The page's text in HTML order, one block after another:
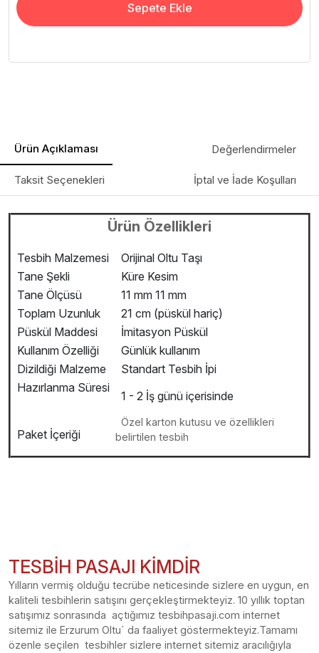
Sepete Ekle
Ürün Açıklaması Değerlendirmeler
Taksit Seçenekleri İptal ve İade Koşulları
Ürün Özellikleri
Tesbih Malzemesi
Orijinal Oltu Taşı
Tane Şekli
Küre Kesim
Tane Ölçüsü
11 mm 11 mm
Toplam Uzunluk
21 cm (püskül hariç)
Püskül Maddesi
İmitasyon Püskül
Kullanım Özelliği
Günlük kullanım
Dizildiği Malzeme
Standart Tesbih İpi
Hazırlanma Süresi
1 - 2 İş günü içerisinde
Paket İçeriği
Özel karton kutusu ve özellikleri
belirtilen tesbih
TESBİH PASAJI KİMDİR
Yılların vermiş olduğu tecrübe neticesinde sizlere en uygun, en
kaliteli tesbihlerin satışını gerçekleştirmekteyiz. 10 yıllık toptan
satışımız sonrasında açtığımız tesbihpasaji.com internet
sitemiz ile Erzurum Oltu` da faaliyet göstermekteyiz.Tamamı
özenle seçilen tesbihler sizlere internet sitemiz aracılığıyla